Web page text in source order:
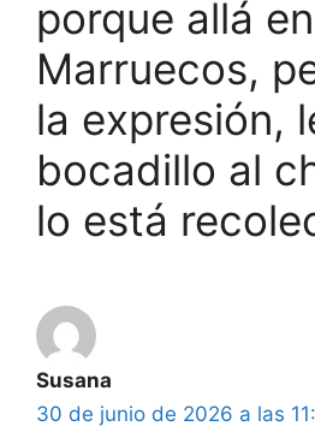
porque allá en
Marruecos,
la expresión,
bocadillo al
lo está
Susana
30 de junio de 2026 a las